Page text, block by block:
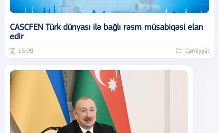
CASCFEN Türk dünyası ilə bağlı rəsm müsabiqəsi elan
edir
15:09 Cəmiyyət